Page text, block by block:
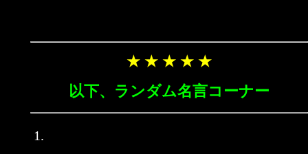
★ ★ ★ ★ ★
以下、ランダム名言コーナー
1.